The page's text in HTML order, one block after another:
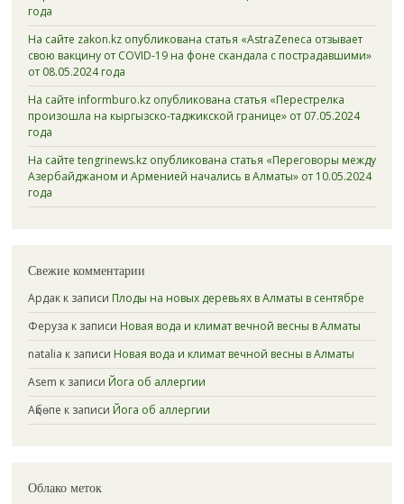
года
На сайте zakon.kz опубликована статья «AstraZeneca отзывает
свою вакцину от COVID-19 на фоне скандала с пострадавшими»
от 08.05.2024 года
На сайте informburo.kz опубликована статья «Перестрелка
произошла на кыргызско-таджикской границе» от 07.05.2024
года
На сайте tengrinews.kz опубликована статья «Переговоры между
Азербайджаном и Арменией начались в Алматы» от 10.05.2024
года
Свежие комментарии
Ардакк записи Плоды на новых деревьях в Алматы в сентябре
Феруза к записи Новая вода и климат вечной весны в Алматы
natalia к записи Новая вода и климат вечной весны в Алматы
Asem к записи Йога об аллергии
Ақбөпе к записи Йога об аллергии
Облако меток